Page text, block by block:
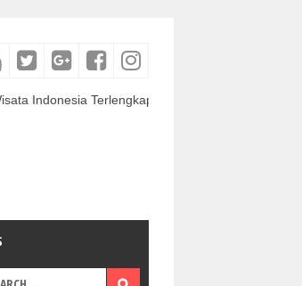
Terlengkap & Termurah | Sewa Mobil termurah &